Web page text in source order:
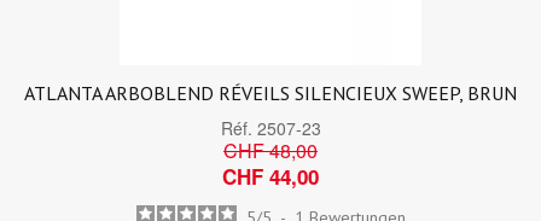
ATLANTA ARBOBLEND RÉVEILS SILENCIEUX SWEEP, BRUN
Réf. 2507-23
CHF 48,00
CHF 44,00